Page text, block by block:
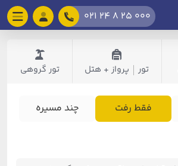
021 24 8 25 000
تور پرواز + هتل تور گروهی
فقط رفت چند مسیره